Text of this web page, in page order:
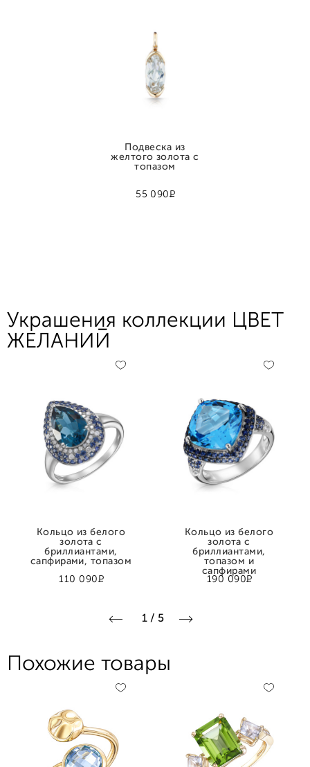
55 090Р
Подвеска из
желтого золота с
топазом
Украшения коллекции ЦВЕТ
ЖЕЛАНИЙ
110 090Р
Кольцо из белого
золота с
бриллиантами,
сапфирами, топазом
190 090Р
Кольцо из белого
золота с
бриллиантами,
топазом и
сапфирами
1 / 5
Похожие товары